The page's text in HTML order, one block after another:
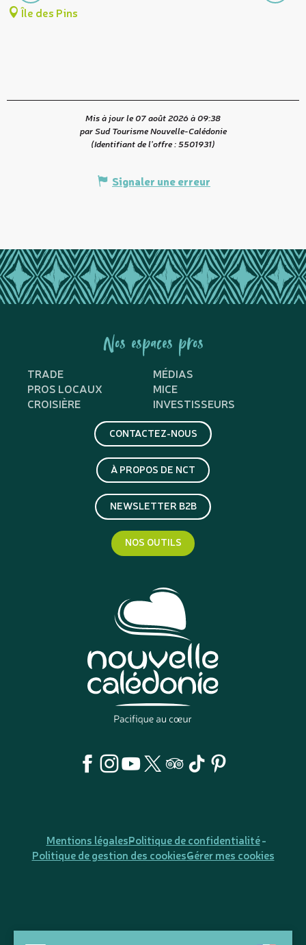
Île des Pins
Mis à jour le 07 août 2026 à 09:38
par Sud Tourisme Nouvelle-Calédonie
(Identifiant de l'offre :5501931)
Signaler une erreur
Nos espaces pros
TRADE
MÉDIAS
PROS LOCAUX
MICE
CROISIÈRE
INVESTISSEURS
CONTACTEZ-NOUS
À PROPOS DE NCT
NEWSLETTER B2B
NOS OUTILS
Mentions légalesPolitique de confidentialité
Politique de gestion des cookiesGérer mes cookies